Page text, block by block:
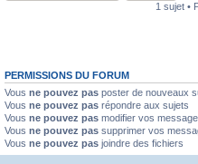
1 sujet •
PERMISSIONS DU FORUM
Vous ne pouvez pas poster de nouveaux
Vous ne pouvez pas répondre aux sujets
Vous ne pouvez pas modifier vos
Vous ne pouvez pas supprimer vos
Vous ne pouvez pas joindre des fichiers